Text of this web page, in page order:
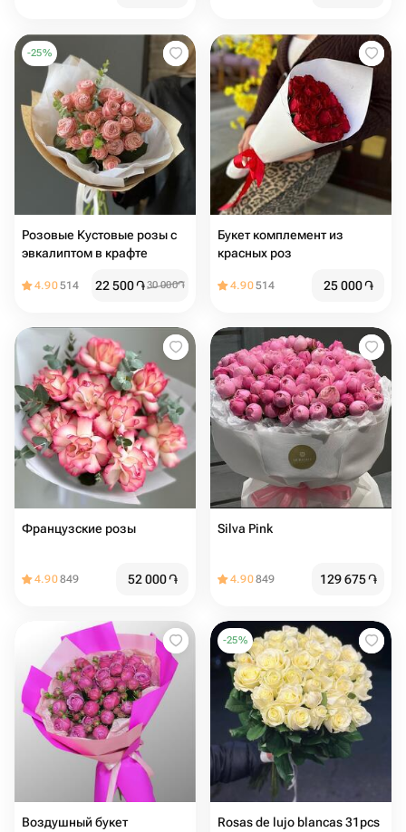
-25%
Розовые Кустовые розы с
эвкалиптом в крафте
4.90514 22 500֏30 000֏
Букет комплемент из
красных роз
4.90514 25 000֏
Французские розы
4.90849 52 000֏
Silva Pink
4.90849 129 675֏
Воздушный букет
-25%
Rosas de lujo blancas 31pcs